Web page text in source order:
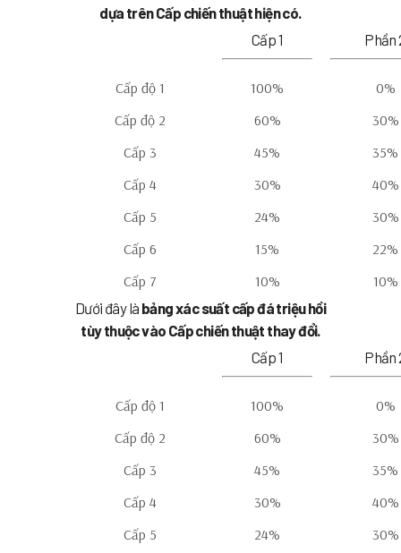
dựa trên Cấp chiến thuật hiện có.
Cấp 1
Phần
Cấp độ 1 100%
0%
Cấp độ 2
60%
30%
Cấp 3
45%
35%
Cấp 4
30%
40%
Cấp 5
24%
30%
Cấp 6
15%
22%
Cấp 7
10%
10%
Dưới đây là bảng xác suất cấp đá triệu hồi
tùy thuộc vào Cấp chiến thuật thay đổi.
Cấp 1
Phần
Cấp độ 1 100%
0%
Cấp độ 2
60%
30%
Cấp 3
45%
35%
Cấp 4
30%
40%
Cấp 5
24%
30%